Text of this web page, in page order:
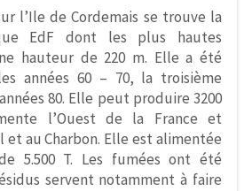
l’Ile de Cordemais se trouve la
EdF dont les plus hautes
hauteur de 220 m. Elle a été
années 60 – 70, la troisième
80. Elle peut produire 3200
l’Ouest de la France et
au Charbon. Elle est alimentée
5.500 T. Les fumées ont été
servent notamment à faire